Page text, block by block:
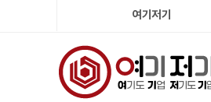
여기저기